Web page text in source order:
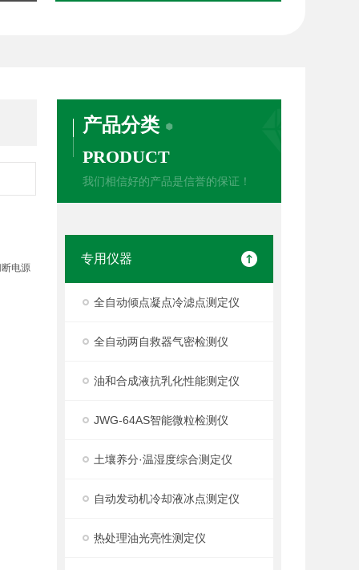
产品分类
PRODUCT
我们相信好的产品是信誉的保证！
专用仪器
全自动倾点凝点冷滤点测定仪
全自动两自救器气密检测仪
油和合成液抗乳化性能测定仪
JWG-64AS智能微粒检测仪
土壤养分·温湿度综合测定仪
自动发动机冷却液冰点测定仪
热处理油光亮性测定仪
电源